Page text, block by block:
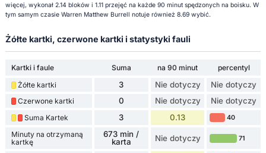
więcej, wykonał 2.14 bloków i 1.11 przejęć na każde 90 minut spędzonych na boisku. W
tym samym czasie Warren Matthew Burrell notuje również 8.69 wybić.
Żółte kartki, czerwone kartki i statystyki fauli
Kartki i faule Suma na 90 minut
percentyl
Żółte kartki
3 Nie dotyczy Nie dotyczy
Czerwone kartki 0 Nie dotyczy Nie dotyczy
Suma Kartek 3 0.13 40
Minuty na otrzymaną
kartkę
673 min /
karta
Nie dotyczy 71